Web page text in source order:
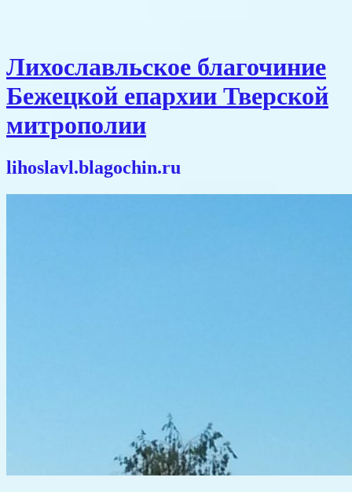
Лихославльское благочиние
Бежецкой епархии Тверской
митрополии
lihoslavl.blagochin.ru